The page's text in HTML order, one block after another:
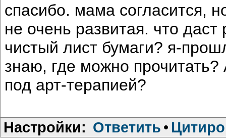
спасибо. мама согласится,
не очень развитая. что
чистый лист бумаги? я-
знаю, где можно
под арт-терапией?
Настройки: Ответить •